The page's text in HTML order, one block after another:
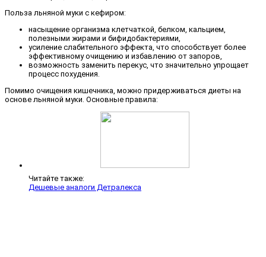
Польза льняной муки с кефиром:
насыщение организма клетчаткой, белком, кальцием,
полезными жирами и бифидобактериями,
усиление слабительного эффекта, что способствует более
эффективному очищению и избавлению от запоров,
возможность заменить перекус, что значительно упрощает
процесс похудения.
Помимо очищения кишечника, можно придерживаться диеты на
основе льняной муки. Основные правила:
Читайте также:
Дешевые аналоги Детралекса